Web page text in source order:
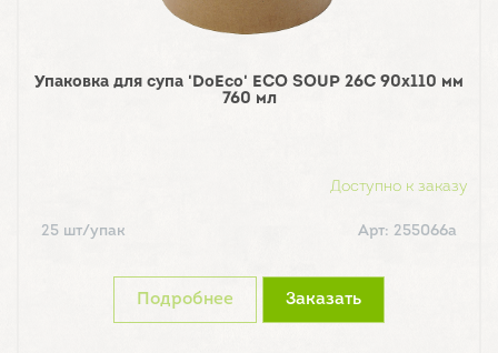
Упаковка для супа 'DoEco' ECO SOUP 26C 90х110 мм
760 мл
Доступно к заказу
25 шт/упак Арт: 255066а
Подробнее Заказать